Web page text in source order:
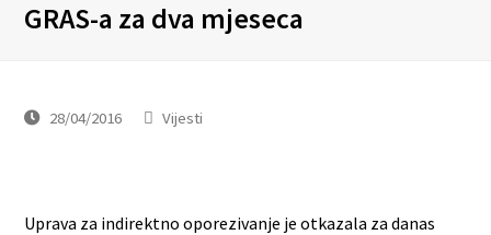
GRAS-a za dva mjeseca
28/04/2016 Vijesti
Uprava za indirektno oporezivanje je otkazala za danas